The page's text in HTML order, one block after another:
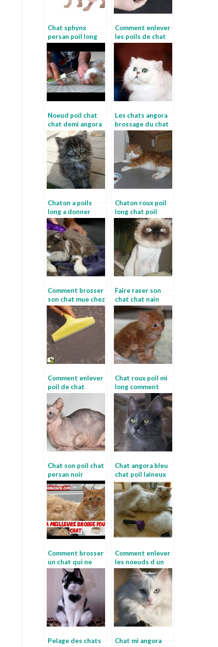
Chat sphynx
persan poil long
Comment enlever
les poils de chat
toilettage chat
Noeud poil chat
chat demi angora
Les chats angora
brossage du chat
Chaton a poils
long a donner
shampoing chat
poil long
Chaton roux poil
long chat poil
angora
Comment brosser
son chat mue chez
le chat
Faire raser son
chat chat nain
Comment enlever
poil de chat
pelage des chats
Chat roux poil mi
long comment
tondre un chat
Chat son poil chat
persan noir
Chat angora bleu
chat poil laineux
Comment brosser
un chat qui ne
veut pas peut on
raser un chat
Comment enlever
les noeuds d un
chat demelant
pour chat persan
Pelage des chats
Chat mi angora